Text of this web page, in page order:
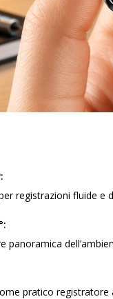
registrazioni fluide e
panoramica
pratico